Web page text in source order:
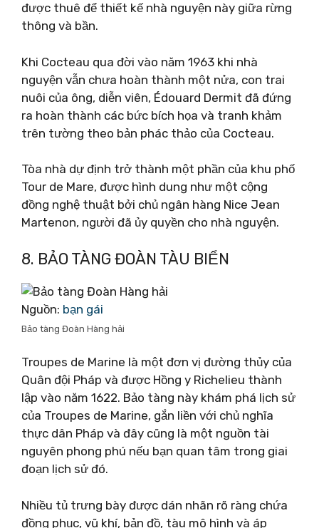
được thuê để thiết kế nhà nguyện này giữa rừng
thông và bần.
Khi Cocteau qua đời vào năm 1963 khi nhà
nguyện vẫn chưa hoàn thành một nửa, con trai
nuôi của ông, diễn viên, Édouard Dermit đã đứng
ra hoàn thành các bức bích họa và tranh khảm
trên tường theo bản phác thảo của Cocteau.
Tòa nhà dự định trở thành một phần của khu phố
Tour de Mare, được hình dung như một cộng
đồng nghệ thuật bởi chủ ngân hàng Nice Jean
Martenon, người đã ủy quyền cho nhà nguyện.
8. BẢO TÀNG ĐOÀN TÀU BIỂN
Nguồn: bạn gái
Bảo tàng Đoàn Hàng hải
Troupes de Marine là một đơn vị đường thủy của
Quân đội Pháp và được Hồng y Richelieu thành
lập vào năm 1622. Bảo tàng này khám phá lịch sử
của Troupes de Marine, gắn liền với chủ nghĩa
thực dân Pháp và đây cũng là một nguồn tài
nguyên phong phú nếu bạn quan tâm trong giai
đoạn lịch sử đó.
Nhiều tủ trưng bày được dán nhãn rõ ràng chứa
đồng phục, vũ khí, bản đồ, tàu mô hình và áp